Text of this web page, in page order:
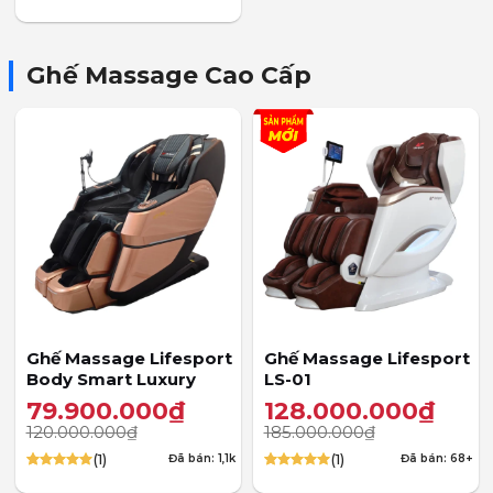
5 dựa trên
Ghế Massage Cao Cấp
Ghế Massage Lifesport
Body Smart Luxury
79.900.000₫
120.000.000₫
(1) Đã bán: 1,1k
Ghế Massage Lifesport
LS-01
128.000.000₫
185.000.000₫
(1) Đã bán: 68+